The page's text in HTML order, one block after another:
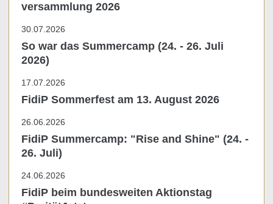
versammlung 2026
30.07.2026
So war das Summercamp (24. - 26. Juli
2026)
17.07.2026
FidiP Sommerfest am 13. August 2026
26.06.2026
FidiP Summercamp: "Rise and Shine" (24. -
26. Juli)
24.06.2026
FidiP beim bundesweiten Aktionstag